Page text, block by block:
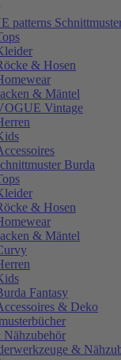
patterns
& Hosen
& Mäntel
Vintage
Burda
& Hosen
& Mäntel
Fantasy
& Deko
&